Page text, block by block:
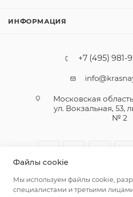
ИНФОРМАЦИЯ
+7 (495) 981-
Московская
ул. Вокзальная, 53,
№ 2
Файлы cookie
Мы используем файлы cookie,
специалистами и третьими